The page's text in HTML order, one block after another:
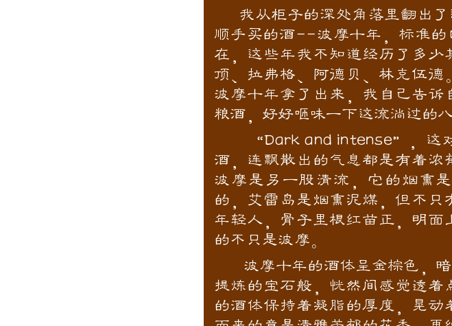
我从柜子的深处角落里翻出
顺手买的酒--波摩十年，标准的
在，这些年我不知道经历了多
顶、拉弗格、阿德贝、林克伍
波摩十年拿了出来，我自己告
粮酒，好好咂味一下这流淌过
“Dark and intense”，这对
酒，连飘散出的气息都是有着
波摩是另一股清流，它的烟熏
的，艾雷岛是烟熏泥煤，但不
年轻人，骨子里根红苗正，明
的不只是波摩。
波摩十年的酒体呈金棕色，暗
提炼的宝石般，恍然间感觉透
的酒体保持着凝脂的厚度，晃